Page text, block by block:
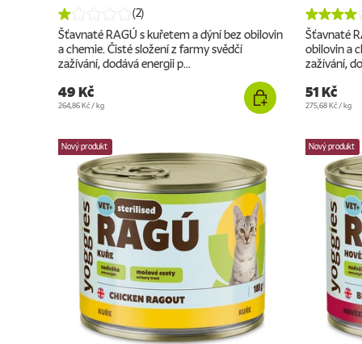
(2)
Šťavnaté RAGÚ s kuřetem a dýní bez obilovin
a chemie. Čisté složení z farmy svědčí
zažívání, dodává energii p...
49 Kč
Cena za jednotku
264,86 Kč/ kg
Šťavnaté
obilovin a
zažívání,
51 Kč
Cena za jednotku
275,68 Kč/ kg
Nový produkt Nový produkt